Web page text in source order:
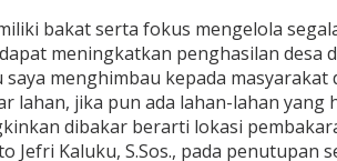
bakat serta fokus mengelola
meningkatkan penghasilan desa
menghimbau kepada masyarakat
lahan, jika pun ada lahan-lahan yang
dibakar berarti lokasi
Jefri Kaluku, S.Sos., pada penutupan